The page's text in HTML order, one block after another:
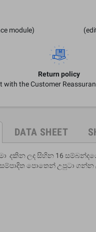
module)
Return policy
with the Customer
DATA SHEET
දකින ලද සිහින 16
පොතෙන් උපුටා